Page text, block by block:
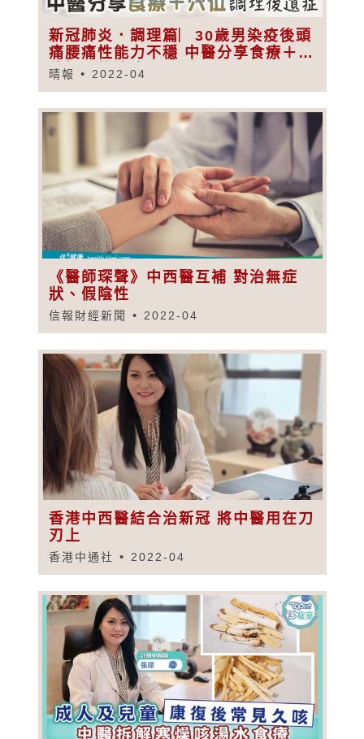
新冠肺炎．調理篇︳30歲男染疫後頭
痛腰痛性能力不穩 中醫分享食療＋穴
位調理後遺症
晴報 2022-04
《醫師琛聲》中西醫互補 對治無症
狀、假陰性
信報財經新聞 2022-04
香港中西醫結合治新冠 將中醫用在刀
刃上
香港中通社 2022-04